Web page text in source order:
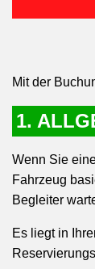
Mit der
1.
Wenn Sie
Fahrzeug
Begleiter
Es liegt in